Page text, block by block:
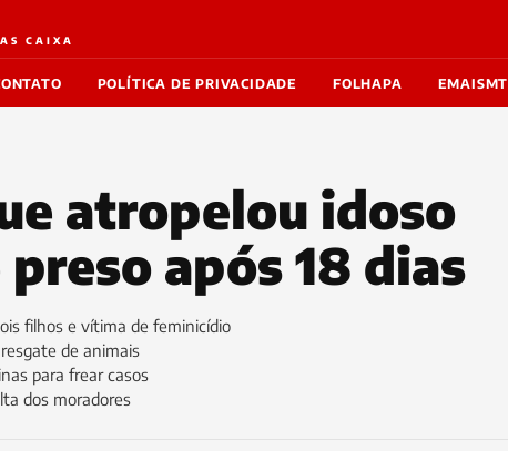
CAIXA
POLÍTICA DE PRIVACIDADE FOLHAPA EMAISMT
atropelou idoso
preso após 18 dias
filhos e vítima de feminicídio
de animais
para frear casos
dos moradores